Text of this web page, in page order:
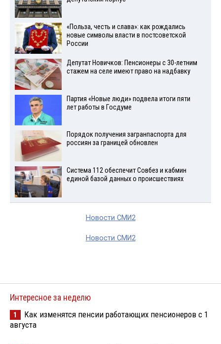
«Польза, честь и слава»: как рождались
новые символы власти в постсоветской
России
Депутат Новичков: Пенсионеры с 30-летним
стажем на селе имеют право на надбавку
Партия «Новые люди» подвела итоги пяти
лет работы в Госдуме
Порядок получения загранпаспорта для
россиян за границей обновлен
Система 112 обеспечит Совбез и кабмин
единой базой данных о происшествиях
Новости СМИ2
Новости СМИ2
Интересное за неделю
1
Как изменятся пенсии работающих пенсионеров с 1
августа